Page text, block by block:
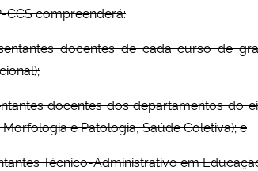
CCS compreenderá:
docentes de cada curso de
docentes dos departamentos do
e Patologia, Saúde Coletiva); e
Técnico-Administrativo em